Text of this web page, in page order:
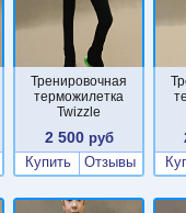
Тренировочная
терможилетка
Twizzle
2 500руб
Купить
Отзывы